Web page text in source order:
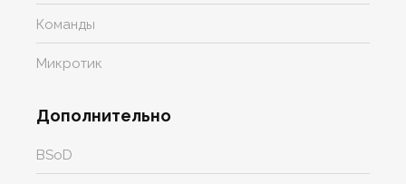
Команды
Микротик
Дополнительно
BSoD